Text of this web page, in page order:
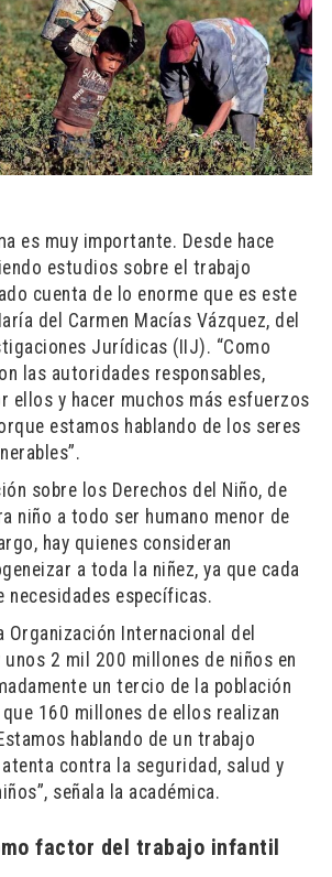
es muy importante. Desde hace
estudios sobre el trabajo
cuenta de lo enorme que es este
del Carmen Macías Vázquez, del
Jurídicas (IIJ). “Como
las autoridades responsables,
ellos y hacer muchos más esfuerzos
estamos hablando de los seres
sobre los Derechos del Niño, de
niño a todo ser humano menor de
hay quienes consideran
a toda la niñez, ya que cada
necesidades específicas.
Organización Internacional del
unos 2 mil 200 millones de niños en
un tercio de la población
160 millones de ellos realizan
hablando de un trabajo
contra la seguridad, salud y
señala la académica.
factor del trabajo infantil